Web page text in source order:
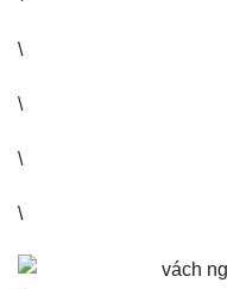
\
\
\
\